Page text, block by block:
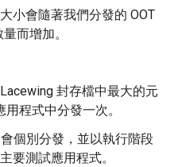
小會隨著我們分發的 OOT
而增加。
封存檔中最大的元
程式中分發一次。
個別分發，並以執行階段
要測試應用程式。